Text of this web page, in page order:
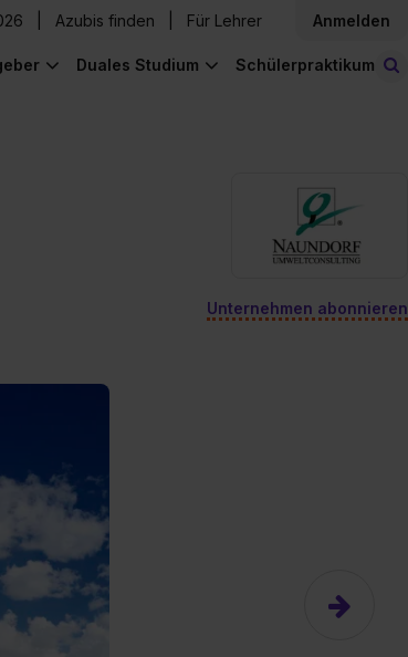
Azubis finden Für Lehrer Anmelden
Duales Studium Schülerpraktikum
Unternehmen abonnieren